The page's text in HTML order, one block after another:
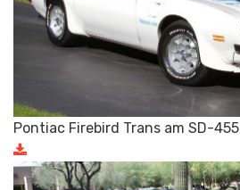
Pontiac Firebird Trans am SD-455